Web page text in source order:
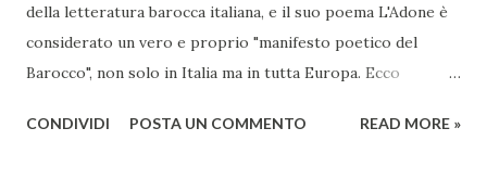
della letteratura barocca italiana, e il suo poema L'Adone è
considerato un vero e proprio "manifesto poetico del
Barocco", non solo in Italia ma in tutta Europa. Ecco
rendono un'opera fondamentale per il periodo. Marino fu
CONDIVIDI POSTA UN COMMENTO READ MORE »